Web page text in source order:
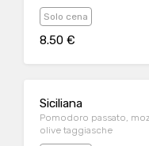
Solo cena
8.50 €
Siciliana
Pomodoro passato,
olive taggiasche